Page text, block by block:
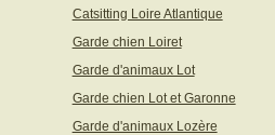
Catsitting Loire Atlantique
Garde chien Loiret
Garde d'animaux Lot
Garde chien Lot et Garonne
Garde d'animaux Lozère